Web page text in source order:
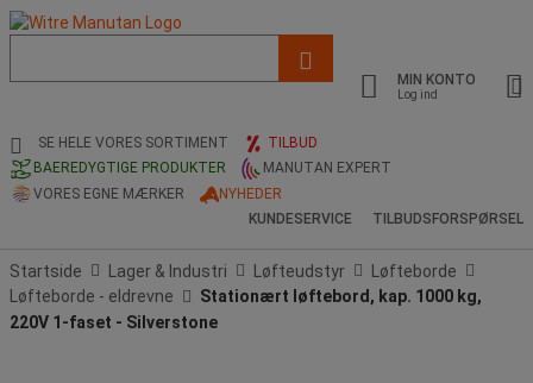
og
søgehistorik
MIN KONTO
Log ind
SE HELE VORES SORTIMENT
TILBUD
BAEREDYGTIGE PRODUKTER
MANUTAN EXPERT
VORES EGNE MÆRKER
NYHEDER
KUNDESERVICE
TILBUDSFORSPØRSEL
Startside Lager & Industri Løfteudstyr
Løfteborde
Løfteborde - eldrevne
Stationært løftebord, kap. 1000 kg,
220V 1-faset - Silverstone